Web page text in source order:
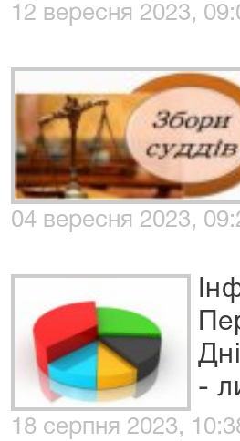
12 вересня 2023,
04 вересня 2023,
-
18 серпня 2023,